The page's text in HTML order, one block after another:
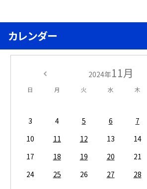
カレンダー
2024年11月
日 月 火 水 木
3
4 5 6 7
10
11 12 13 14
17
18 19 20 21
24
25 26 27 28